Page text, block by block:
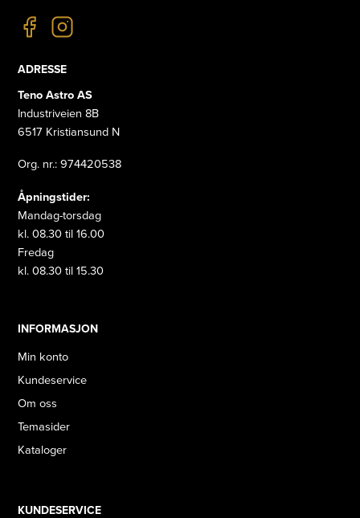
ADRESSE
Teno Astro AS
Industriveien 8B
6517 Kristiansund N
Org. nr.: 974420538
Åpningstider:
Mandag-torsdag
kl. 08.30 til 16.00
Fredag
kl. 08.30 til 15.30
INFORMASJON
Min konto
Kundeservice
Om oss
Temasider
Kataloger
KUNDESERVICE